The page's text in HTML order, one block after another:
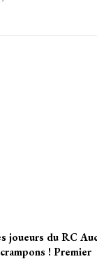
joueurs du RC
! Premier